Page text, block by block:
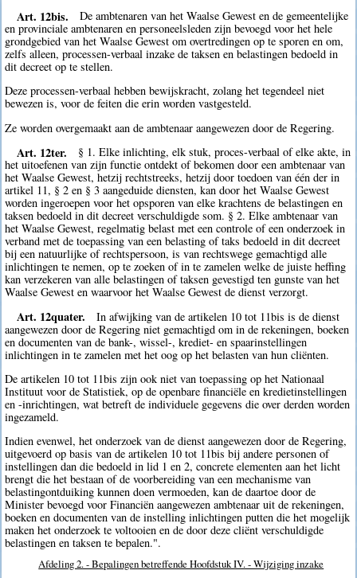
Art. 12bis.
De ambtenaren van het Waalse Gewest en de gemeentelijke
en provinciale ambtenaren en personeelsleden zijn bevoegd voor het hele
grondgebied van het Waalse Gewest om overtredingen op te sporen en om,
zelfs alleen, processen-verbaal inzake de taksen en belastingen bedoeld in
dit decreet op te stellen.
Deze processen-verbaal hebben bewijskracht, zolang het tegendeel niet
bewezen is, voor de feiten die erin worden vastgesteld.
Ze worden overgemaakt aan de ambtenaar aangewezen door de Regering.
Art. 12ter.
§ 1. Elke inlichting, elk stuk, proces-verbaal of elke akte, in
het uitoefenen van zijn functie ontdekt of bekomen door een ambtenaar van
het Waalse Gewest, hetzij rechtstreeks, hetzij door toedoen van één der in
artikel 11, § 2 en § 3 aangeduide diensten, kan door het Waalse Gewest
worden ingeroepen voor het opsporen van elke krachtens de belastingen en
taksen bedoeld in dit decreet verschuldigde som. § 2. Elke ambtenaar van
het Waalse Gewest, regelmatig belast met een controle of een onderzoek in
verband met de toepassing van een belasting of taks bedoeld in dit decreet
bij een natuurlijke of rechtspersoon, is van rechtswege gemachtigd alle
inlichtingen te nemen, op te zoeken of in te zamelen welke de juiste heffing
kan verzekeren van alle belastingen of taksen gevestigd ten gunste van het
Waalse Gewest en waarvoor het Waalse Gewest de dienst verzorgt.
Art. 12quater.
In afwijking van de artikelen 10 tot 11bis is de dienst
aangewezen door de Regering niet gemachtigd om in de rekeningen, boeken
en documenten van de bank-, wissel-, krediet- en spaarinstellingen
inlichtingen in te zamelen met het oog op het belasten van hun cliënten.
De artikelen 10 tot 11bis zijn ook niet van toepassing op het Nationaal
Instituut voor de Statistiek, op de openbare financiële en kredietinstellingen
en -inrichtingen, wat betreft de individuele gegevens die over derden worden
ingezameld.
Indien evenwel, het onderzoek van de dienst aangewezen door de Regering,
uitgevoerd op basis van de artikelen 10 tot 11bis bij andere personen of
instellingen dan die bedoeld in lid 1 en 2, concrete elementen aan het licht
brengt die het bestaan of de voorbereiding van een mechanisme van
belastingontduiking kunnen doen vermoeden, kan de daartoe door de
Minister bevoegd voor Financiën aangewezen ambtenaar uit de rekeningen,
boeken en documenten van de instelling inlichtingen putten die het mogelijk
maken het onderzoek te voltooien en de door deze cliënt verschuldigde
belastingen en taksen te bepalen.".
Afdeling 2. - Bepalingen betreffende Hoofdstuk IV. - Wijziging inzake